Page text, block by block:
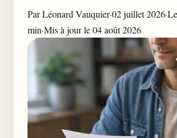
ParLéonard Vauquier·02 juillet 2026·
min·Mis à jour le 04 août 2026